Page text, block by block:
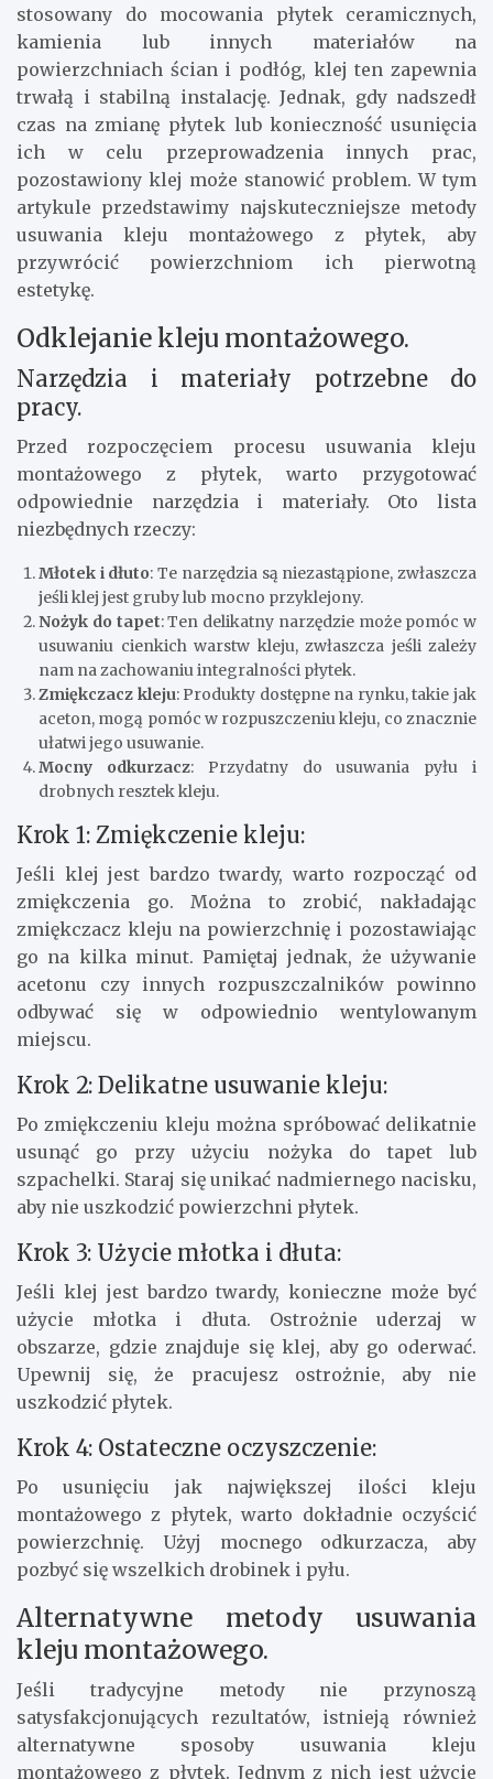
stosowany do mocowania płytek ceramicznych,
kamienia lub innych materiałów na
powierzchniach ścian i podłóg, klej ten zapewnia
trwałą i stabilną instalację. Jednak, gdy nadszedł
czas na zmianę płytek lub konieczność usunięcia
ich w celu przeprowadzenia innych prac,
pozostawiony klej może stanowić problem. W tym
artykule przedstawimy najskuteczniejsze metody
usuwania kleju montażowego z płytek, aby
przywrócić powierzchniom ich pierwotną
estetykę.
Odklejanie kleju montażowego.
Narzędzia i materiały potrzebne do
pracy.
Przed rozpoczęciem procesu usuwania kleju
montażowego z płytek, warto przygotować
odpowiednie narzędzia i materiały. Oto lista
niezbędnych rzeczy:
Młotek i dłuto: Te narzędzia są niezastąpione, zwłaszcza
jeśli klej jest gruby lub mocno przyklejony.
Nożyk do tapet: Ten delikatny narzędzie może pomóc w
usuwaniu cienkich warstw kleju, zwłaszcza jeśli zależy
nam na zachowaniu integralności płytek.
Zmiękczacz kleju: Produkty dostępne na rynku, takie jak
aceton, mogą pomóc w rozpuszczeniu kleju, co znacznie
ułatwi jego usuwanie.
Mocny odkurzacz: Przydatny do usuwania pyłu i
drobnych resztek kleju.
Krok 1: Zmiękczenie kleju:
Jeśli klej jest bardzo twardy, warto rozpocząć od
zmiękczenia go. Można to zrobić, nakładając
zmiękczacz kleju na powierzchnię i pozostawiając
go na kilka minut. Pamiętaj jednak, że używanie
acetonu czy innych rozpuszczalników powinno
odbywać się w odpowiednio wentylowanym
miejscu.
Krok 2: Delikatne usuwanie kleju:
Po zmiękczeniu kleju można spróbować delikatnie
usunąć go przy użyciu nożyka do tapet lub
szpachelki. Staraj się unikać nadmiernego nacisku,
aby nie uszkodzić powierzchni płytek.
Krok 3: Użycie młotka i dłuta:
Jeśli klej jest bardzo twardy, konieczne może być
użycie młotka i dłuta. Ostrożnie uderzaj w
obszarze, gdzie znajduje się klej, aby go oderwać.
Upewnij się, że pracujesz ostrożnie, aby nie
uszkodzić płytek.
Krok 4: Ostateczne oczyszczenie:
Po usunięciu jak największej ilości kleju
montażowego z płytek, warto dokładnie oczyścić
powierzchnię. Użyj mocnego odkurzacza, aby
pozbyć się wszelkich drobinek i pyłu.
Alternatywne metody usuwania
kleju montażowego.
Jeśli tradycyjne metody nie przynoszą
satysfakcjonujących rezultatów, istnieją również
alternatywne sposoby usuwania kleju
montażowego z płytek. Jednym z nich jest użycie